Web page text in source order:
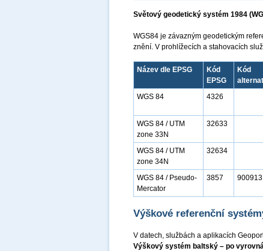
Světový geodetický systém 1984
WGS84 je závazným geodetickým
znění. V prohlížecích a stahovacích
Název dle EPSG
Kód
EPSG
Kód
WGS 84 4326
WGS 84 / UTM
zone 33N
32633
WGS 84 / UTM
zone 34N
32634
WGS 84 / Pseudo-
Mercator
3857 900913
Výškové referenční
V datech, službách a aplikacích
Výškový systém baltský – po